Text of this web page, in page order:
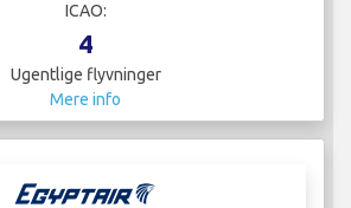
ICAO:
4
Ugentlige flyvninger
Mere info